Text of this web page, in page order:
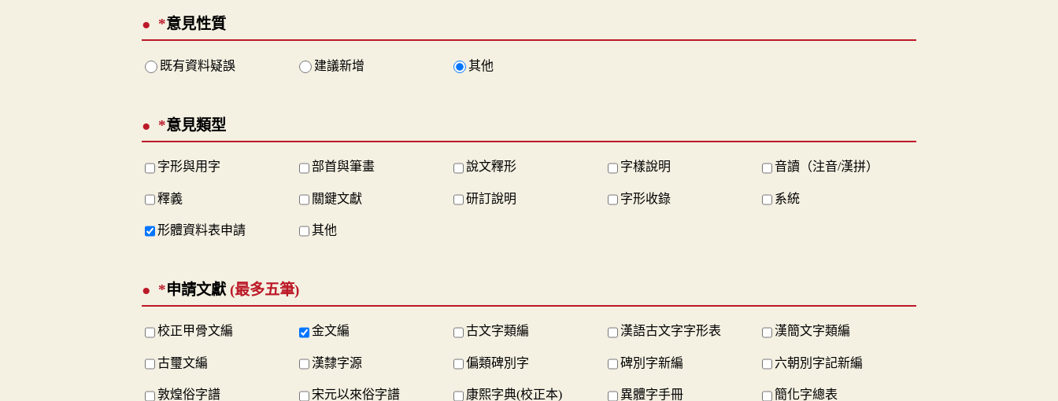
*意見性質
既有資料疑誤 建議新增 其他
*意見類型
字形與用字 部首與筆畫 說文釋形 字樣說明 音讀（注音/漢拼）
釋義 關鍵文獻 研訂說明 字形收錄 系統
形體資料表申請 其他
*申請文獻 (最多五筆)
校正甲骨文編 金文編 古文字類編 漢語古文字字形表 漢簡文字類編
古璽文編 漢隸字源 偏類碑別字 碑別字新編 六朝別字記新編
敦煌俗字譜 宋元以來俗字譜 康熙字典(校正本) 異體字手冊 簡化字總表